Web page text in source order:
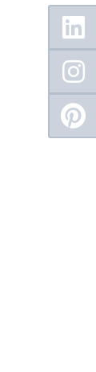
Floating